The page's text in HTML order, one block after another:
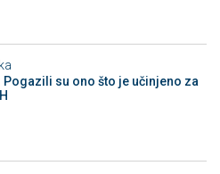
Pogazili su ono što je učinjeno za